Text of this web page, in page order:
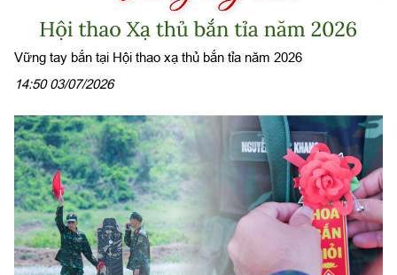
Vững tay bắn tại Hội thao xạ thủ bắn tỉa năm 2026
14:50 03/07/2026